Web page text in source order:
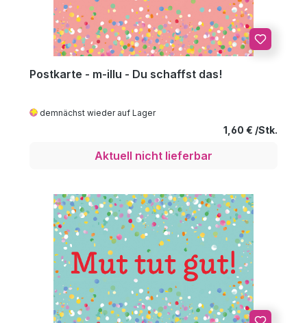
Postkarte - m-illu - Du schaffst das!
demnächst wieder auf Lager
Regulärer
1,60 €
Aktuell nicht lieferbar